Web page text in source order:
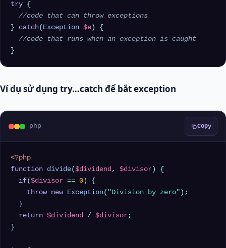
try {
//code that can throw exceptions
} catch( Exception $e ) {
//code that runs when an exception is caught
Ví dụ sử dụng try…catch để bắt exception
php Copy
<?php
function divide( $dividend, $divisor ) {
if( $divisor == 0 ) {
throw new Exception( "Division by zero" );
  }
return $dividend / $divisor;
}